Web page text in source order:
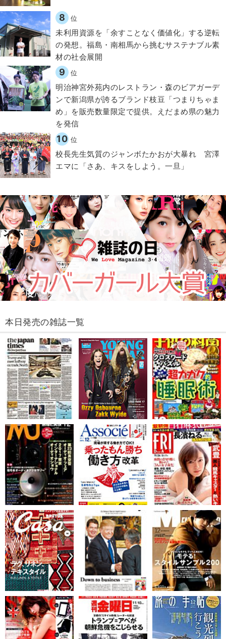
8 位
​​未利用資源を「余すことなく価値化」する逆転
の発想。福島・南相馬から挑むサステナブル素
材の社会展開​
9 位
明治神宮外苑内のレストラン・森のビアガーデ
ンで新潟県が誇るブランド枝豆「つまりちゃま
め」を販売数量限定で提供。えだまめ県の魅力
を発信
10 位
校長先生気質のジャンボたかおが大暴れ 宮澤
エマに「さあ、キスをしよう。一旦」
本日発売の雑誌一覧